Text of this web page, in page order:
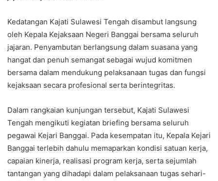
Kedatangan Kajati Sulawesi Tengah disambut langsung
oleh Kepala Kejaksaan Negeri Banggai bersama seluruh
jajaran. Penyambutan berlangsung dalam suasana yang
hangat dan penuh semangat sebagai wujud komitmen
bersama dalam mendukung pelaksanaan tugas dan fungsi
kejaksaan secara profesional serta berintegritas.
Dalam rangkaian kunjungan tersebut, Kajati Sulawesi
Tengah mengikuti kegiatan briefing bersama seluruh
pegawai Kejari Banggai. Pada kesempatan itu, Kepala Kejari
Banggai terlebih dahulu memaparkan kondisi satuan kerja,
capaian kinerja, realisasi program kerja, serta sejumlah
tantangan yang dihadapi dalam pelaksanaan tugas sehari-